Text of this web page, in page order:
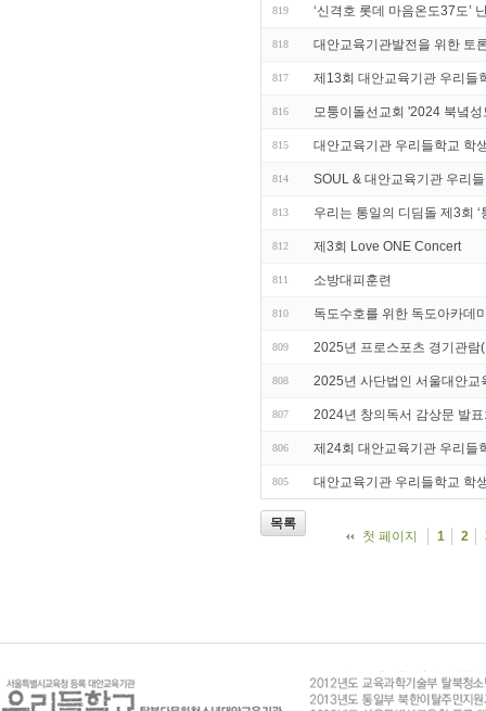
819 ‘신격호 롯데 마음온도37도’
818 대안교육기관발전을 위한 토
817 제13회 대안교육기관 우리들
816 모퉁이돌선교회 '2024 북녘
815 대안교육기관 우리들학교 학
814 SOUL & 대안교육기관 우리
813 우리는 통일의 디딤돌 제3회 ‘
812 제3회 Love ONE Concert
811 소방대피훈련
810 독도수호를 위한 독도아카데
809 2025년 프로스포츠 경기관람
808 2025년 사단법인 서울대안교
807 2024년 창의독서 감상문 발
806 제24회 대안교육기관 우리들
805 대안교육기관 우리들학교 학
목록
첫 페이지
1 2